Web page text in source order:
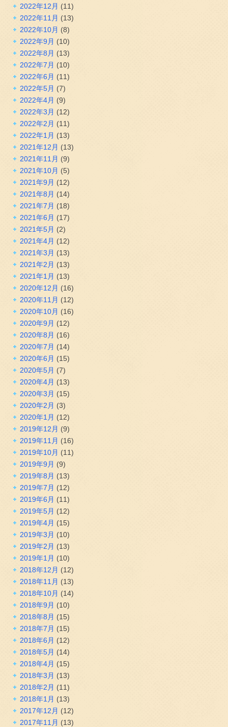
2022年12月 (11)
2022年11月 (13)
2022年10月 (8)
2022年9月 (10)
2022年8月 (13)
2022年7月 (10)
2022年6月 (11)
2022年5月 (7)
2022年4月 (9)
2022年3月 (12)
2022年2月 (11)
2022年1月 (13)
2021年12月 (13)
2021年11月 (9)
2021年10月 (5)
2021年9月 (12)
2021年8月 (14)
2021年7月 (18)
2021年6月 (17)
2021年5月 (2)
2021年4月 (12)
2021年3月 (13)
2021年2月 (13)
2021年1月 (13)
2020年12月 (16)
2020年11月 (12)
2020年10月 (16)
2020年9月 (12)
2020年8月 (16)
2020年7月 (14)
2020年6月 (15)
2020年5月 (7)
2020年4月 (13)
2020年3月 (15)
2020年2月 (3)
2020年1月 (12)
2019年12月 (9)
2019年11月 (16)
2019年10月 (11)
2019年9月 (9)
2019年8月 (13)
2019年7月 (12)
2019年6月 (11)
2019年5月 (12)
2019年4月 (15)
2019年3月 (10)
2019年2月 (13)
2019年1月 (10)
2018年12月 (12)
2018年11月 (13)
2018年10月 (14)
2018年9月 (10)
2018年8月 (15)
2018年7月 (15)
2018年6月 (12)
2018年5月 (14)
2018年4月 (15)
2018年3月 (13)
2018年2月 (11)
2018年1月 (13)
2017年12月 (12)
2017年11月 (13)